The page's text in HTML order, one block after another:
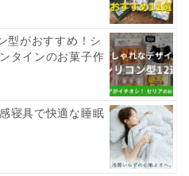
型がおすすめ！シ
タインのお菓子作
寝具で快適な睡眠